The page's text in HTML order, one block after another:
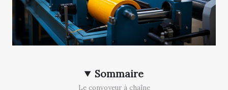
Sommaire
Le convoyeur à chaîne